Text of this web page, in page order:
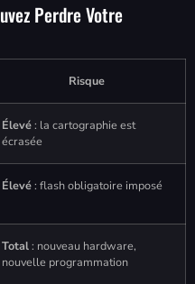
Perdre Votre
Risque
Élevé: la cartographie est
écrasée
Élevé: flash obligatoire imposé
Total: nouveau hardware,
nouvelle programmation